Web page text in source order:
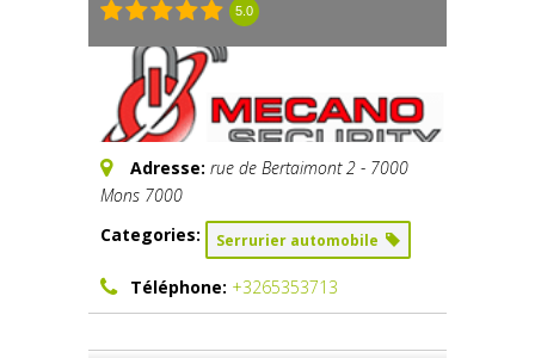
5.0
Adresse: rue de Bertaimont 2 - 7000
Mons 7000
Categories:
Serrurier automobile
Téléphone: +3265353713